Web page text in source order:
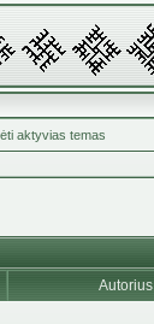
aktyvias temas
Autorius